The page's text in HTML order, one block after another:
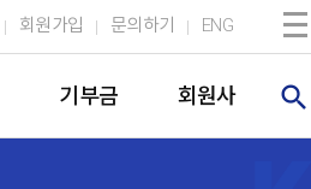
회원가입 문의하기 ENG
기부금 회원사 search